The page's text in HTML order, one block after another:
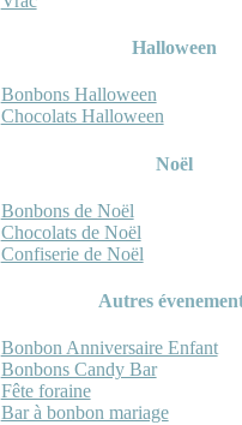
Halloween
Bonbons Halloween
Chocolats Halloween
Noël
Bonbons de Noël
Chocolats de Noël
Confiserie de Noël
Autres
Bonbon Anniversaire Enfant
Bonbons Candy Bar
Fête foraine
Bar à bonbon mariage